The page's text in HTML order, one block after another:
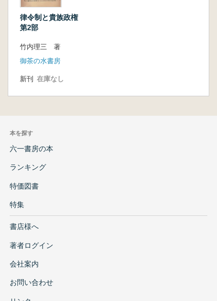
律令制と貴族政権
第2部
竹内理三 著
御茶の水書房
新刊 在庫なし
本を探す
六一書房の本
ランキング
特価図書
特集
書店様へ
著者ログイン
会社案内
お問い合わせ